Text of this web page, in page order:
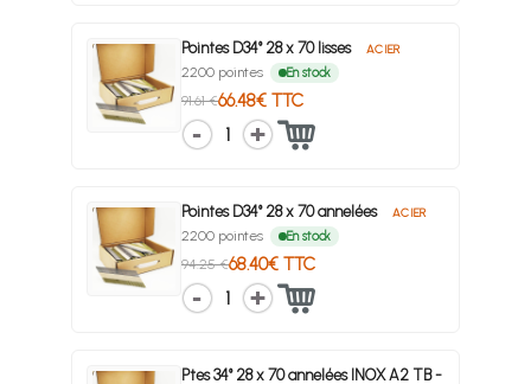
Pointes D34° 28 x 70 lisses ACIER
2200 pointes En stock
91.61 €66.48€ TTC
1
Pointes D34° 28 x 70 annelées ACIER
2200 pointes En stock
94.25 €68.40€ TTC
1
Ptes 34° 28 x 70 annelées INOX A2 TB -